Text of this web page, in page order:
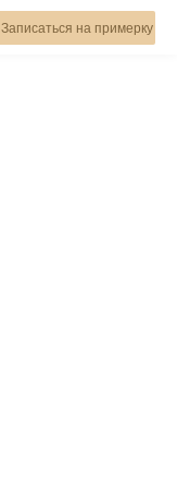
Записаться на примерку